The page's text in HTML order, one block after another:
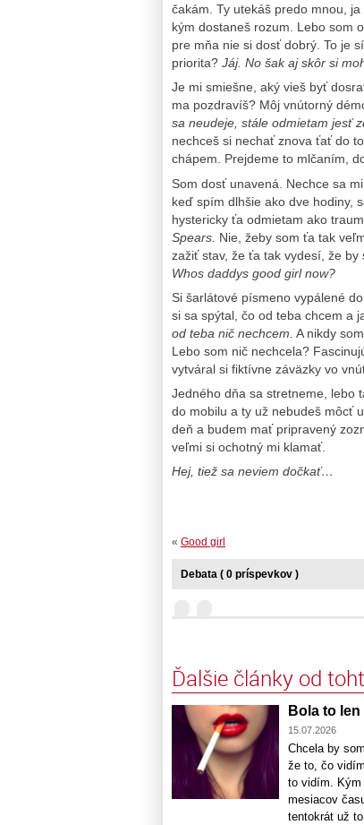
čakám. Ty utekáš predo mnou,
kým dostaneš rozum. Lebo som
pre mňa nie si dosť dobrý. To je
priorita? Jáj. No šak aj skôr si
Je mi smiešne, aký vieš byť
ma pozdravíš? Môj vnútorný
sa neudeje, stále odmietam jesť
nechceš si nechať znova ťať do
chápem. Prejdeme to mlčaním,
Som dosť unavená. Nechce sa
keď spím dlhšie ako dve hodiny,
hystericky ťa odmietam ako
Spears. Nie, žeby som ťa tak
zažiť stav, že ťa tak vydesí, že by
Whos daddys good girl now?
Si šarlátové písmeno vypálené
si sa spýtal, čo od teba chcem a
od teba nič nechcem. A nikdy
Lebo som nič nechcela?
vytváral si fiktívne záväzky vo
Jedného dňa sa stretneme, lebo
do mobilu a ty už nebudeš môcť
deň a budem mať pripravený
veľmi si ochotný mi klamať.
Hej, tiež sa neviem dočkať…
« Good girl
Debata ( 0 príspevkov )
Ďalšie články od
Bola to len
15.07.2026
Chcela by
že to, čo
to vidím. Kým
mesiacov
tentokrát už